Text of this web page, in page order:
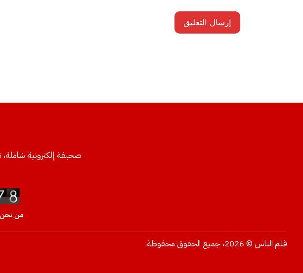
صحيفة إلكترونية شاملة،
من
قلم الناس © 2026، جميع الحقوق محفوظة.